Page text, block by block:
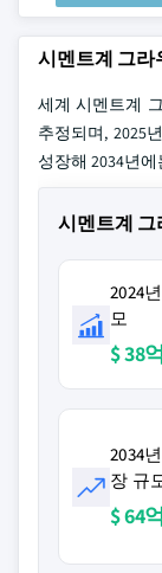
시멘트계 그라
세계 시멘트계
추정되며, 2025
성장해 2034년
시멘트계 그
2024
모
$ 38억
2034
장 규
$ 64억